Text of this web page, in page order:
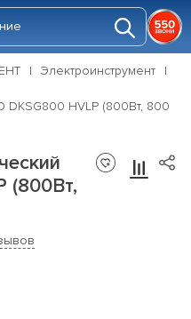
Электроинструмент
DKSG800 HVLP (800Вт, 800
(800Вт,